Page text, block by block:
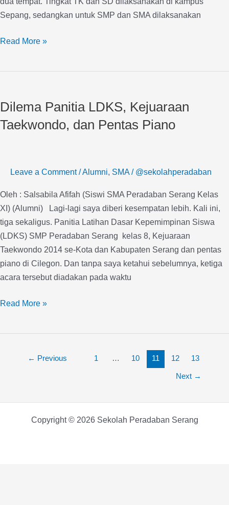
Sepang, sedangkan untuk SMP dan SMA dilaksanakan
Read More »
Dilema Panitia LDKS, Kejuaraan
Taekwondo, dan Pentas Piano
Leave a Comment /Alumni, SMA/ @sekolahperadaban
Oleh : Salsabila Afifah (Siswi SMA Peradaban Serang Kelas
XI) (Alumni) Lagi-lagi saya diberi kesempatan lebih. Kali ini,
tiga sekaligus. Panitia Latihan Dasar Kepemimpinan Siswa
(LDKS) SMP Peradaban Serang kelas 8, Kejuaraan
Taekwondo 2014 se-Kota dan Kabupaten Serang dan pentas
piano di Cilegon. Dan tanpa saya ketahui sebelumnya, ketiga
acara tersebut diadakan pada waktu
LDKS,
Kejuaraan
Piano
Read More »
← Previous 1 … 10 11 12 13
Next →
Copyright © 2026 Sekolah Peradaban Serang